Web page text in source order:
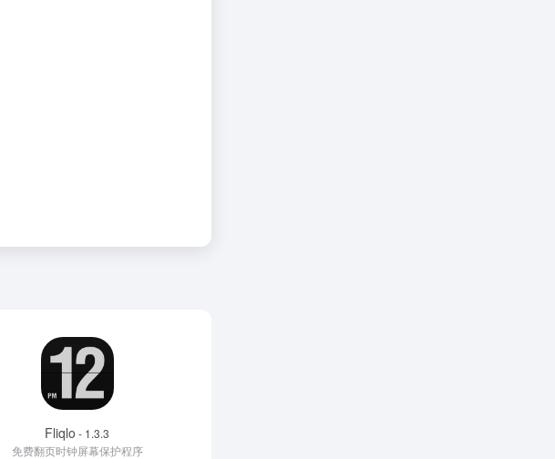
Fliqlo - 1.3.3
免费翻页时钟屏幕保护程序